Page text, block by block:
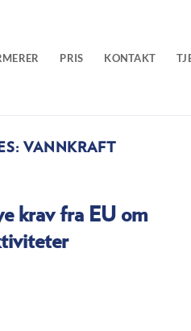
PRIS KONTAKT
VANNKRAFT
krav fra EU om